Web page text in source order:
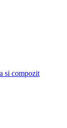
si compozit